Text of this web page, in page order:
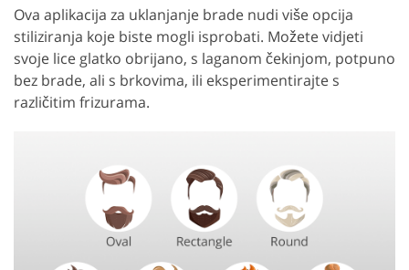
Ova aplikacija za uklanjanje brade nudi više opcija
stiliziranja koje biste mogli isprobati. Možete vidjeti
svoje lice glatko obrijano, s laganom čekinjom, potpuno
bez brade, ali s brkovima, ili eksperimentirajte s
različitim frizurama.